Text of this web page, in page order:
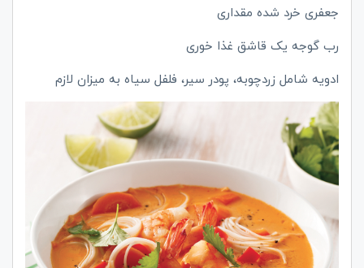
جعفری خرد شده مقداری
رب گوجه یک قاشق غذا خوری
ادویه شامل زردچوبه، پودر سیر، فلفل سیاه به میزان لازم